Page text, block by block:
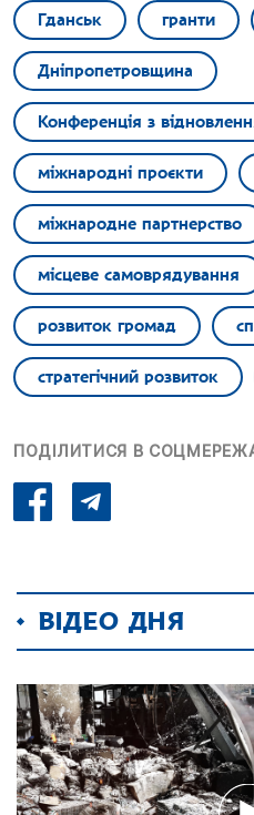
Гданськ гранти
Дніпропетровщина
Конференція з
міжнародні проєкти
міжнародне партнерство
місцеве самоврядування
розвиток громад
стратегічний розвиток
ПОДІЛИТИСЯ В
ВІДЕО ДНЯ